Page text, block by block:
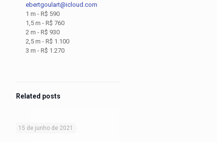
ebertgoulart@icloud.com
1 m - R$ 590
1,5 m - R$ 760
2 m - R$ 930
2,5 m - R$ 1.100
3 m - R$ 1.270
Related posts
15 de junho de 2021